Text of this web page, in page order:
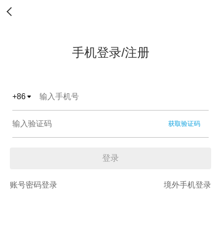
手机登录/注册
+86
获取验证码
登录
账号密码登录 境外手机登录